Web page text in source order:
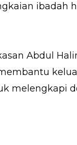
ibadah
Abdul
melengkapi